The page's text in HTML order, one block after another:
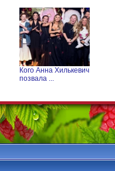
Кого Анна Хилькевич
позвала ...